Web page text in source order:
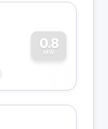
0.8
MW
0